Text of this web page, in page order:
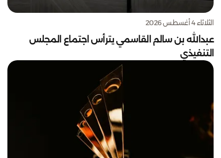
الثلاثاء 4 أغسطس 2026
عبدالله بن سالم القاسمي يترأس اجتماع المجلس
التنفيذي